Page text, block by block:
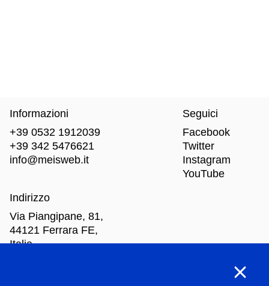
Informazioni
+39 0532 1912039
+39 342 5476621
info@meisweb.it
Indirizzo
Via Piangipane, 81,
44121 Ferrara FE,
Italia
Seguici
Facebook
Twitter
Instagram
YouTube